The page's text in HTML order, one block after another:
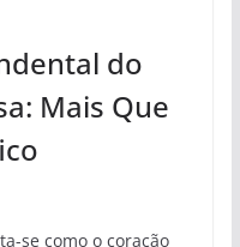
do
Mais Que
se como o coração